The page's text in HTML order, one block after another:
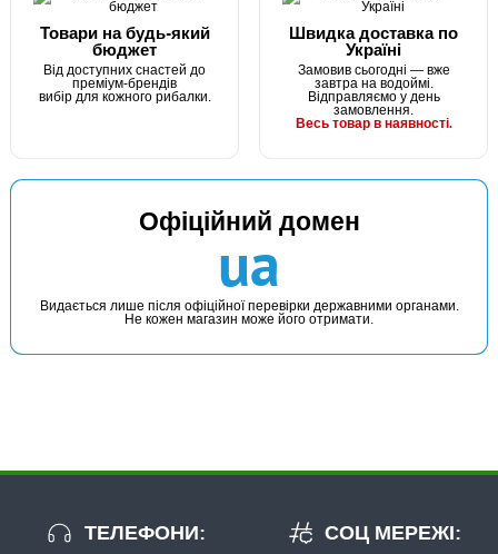
КУПИТИ
Товари на будь-який
бюджет
Від доступних снастей до
преміум-брендів
вибір для кожного рибалки.
Швидка доставка по
Україні
Замовив сьогодні — вже
завтра на водоймі.
Відправляємо у день
замовлення.
Весь товар в наявності.
Офіційний домен
ua
Видається лише після офіційної перевірки державними органами.
Не кожен магазин може його отримати.
ТЕЛЕФОНИ: СОЦ МЕРЕЖІ: